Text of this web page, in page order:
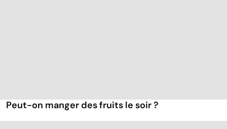
Peut-on manger des fruits le soir ?